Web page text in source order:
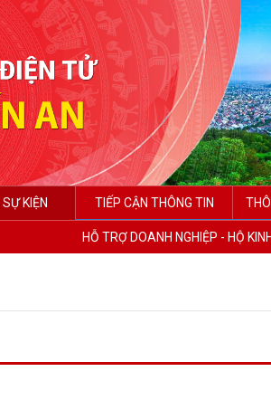
KIỆN TIẾP CẬN THÔNG TIN
HỖ TRỢ DOANH NGHIỆP - HỘ